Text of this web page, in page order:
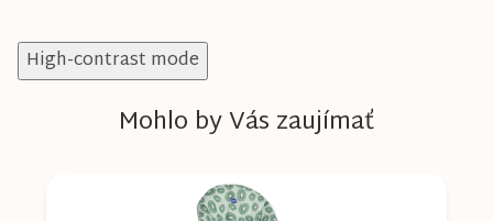
High-contrast mode
Mohlo by Vás zaujímať